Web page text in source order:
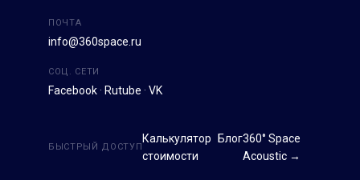
ПОЧТА
info@360space.ru
СОЦ. СЕТИ
Facebook · Rutube · VK
БЫСТРЫЙ ДОСТУП
Калькулятор
стоимости
Блог360° Space
Acoustic →